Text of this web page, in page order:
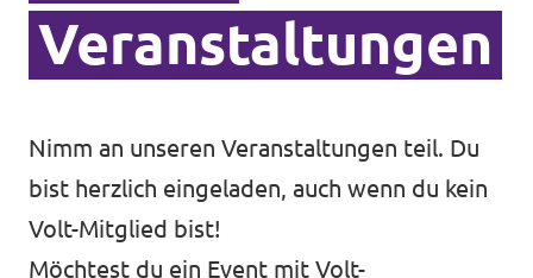
Website
Lokale Teams
Volt in Deutschland
Website
Programm
Über Volt
Menschen
Veranstaltungen
Nimm an unseren Veranstaltungen teil. Du
bist herzlich eingeladen, auch wenn du kein
Volt-Mitglied bist!
Möchtest du ein Event mit Volt-